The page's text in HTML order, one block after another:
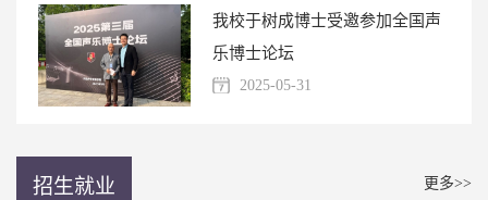
我校于树成博士受邀参加全国声
乐博士论坛
2025-05-31
招生就业 更多>>